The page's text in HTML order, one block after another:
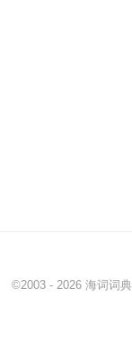
©2003 - 2026 海词词典